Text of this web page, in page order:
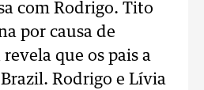
com Rodrigo. Tito
por causa de
que os pais a
Rodrigo e Lívia